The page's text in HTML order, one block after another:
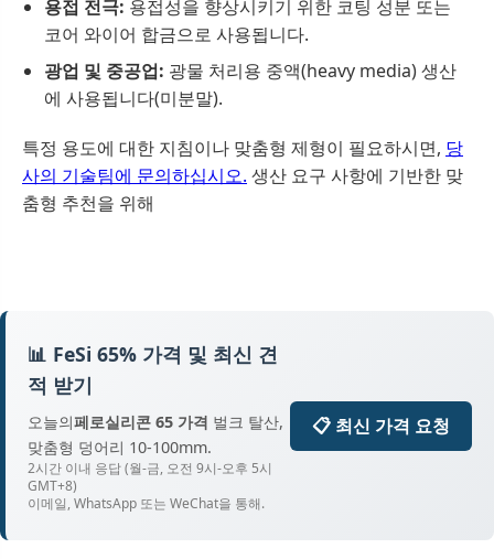
용접 전극: 용접성을 향상시키기 위한 코팅 성분 또는
코어 와이어 합금으로 사용됩니다.
광업 및 중공업: 광물 처리용 중액(heavy media) 생산
에 사용됩니다(미분말).
특정 용도에 대한 지침이나 맞춤형 제형이 필요하시면, 당
사의 기술팀에 문의하십시오. 생산 요구 사항에 기반한 맞
춤형 추천을 위해
📊 FeSi 65% 가격 및 최신 견
적 받기
오늘의페로실리콘 65 가격 벌크 탈산,
맞춤형 덩어리 10-100mm.
2시간 이내 응답 (월-금, 오전 9시-오후 5시
GMT+8)
이메일, WhatsApp 또는 WeChat을 통해.
📋 최신 가격 요청